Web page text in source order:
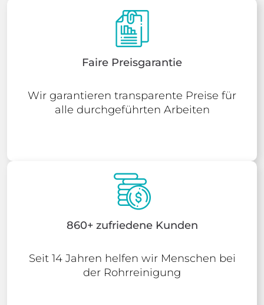
Faire Preisgarantie
Wir garantieren transparente Preise für
alle durchgeführten Arbeiten
860+ zufriedene Kunden
Seit 14 Jahren helfen wir Menschen bei
der Rohrreinigung